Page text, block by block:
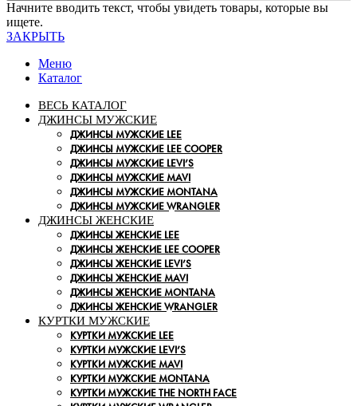
Начните вводить текст, чтобы увидеть товары, которые вы
ищете.
ЗАКРЫТЬ
Меню
Каталог
ВЕСЬ КАТАЛОГ
ДЖИНСЫ МУЖСКИЕ
ДЖИНСЫ МУЖСКИЕ LEE
ДЖИНСЫ МУЖСКИЕ LEE COOPER
ДЖИНСЫ МУЖСКИЕ LEVI’S
ДЖИНСЫ МУЖСКИЕ MAVI
ДЖИНСЫ МУЖСКИЕ MONTANA
ДЖИНСЫ МУЖСКИЕ WRANGLER
ДЖИНСЫ ЖЕНСКИЕ
ДЖИНСЫ ЖЕНСКИЕ LEE
ДЖИНСЫ ЖЕНСКИЕ LEE COOPER
ДЖИНСЫ ЖЕНСКИЕ LEVI’S
ДЖИНСЫ ЖЕНСКИЕ MAVI
ДЖИНСЫ ЖЕНСКИЕ MONTANA
ДЖИНСЫ ЖЕНСКИЕ WRANGLER
КУРТКИ МУЖСКИЕ
КУРТКИ МУЖСКИЕ LEE
КУРТКИ МУЖСКИЕ LEVI’S
КУРТКИ МУЖСКИЕ MAVI
КУРТКИ МУЖСКИЕ MONTANA
КУРТКИ МУЖСКИЕ THE NORTH FACE